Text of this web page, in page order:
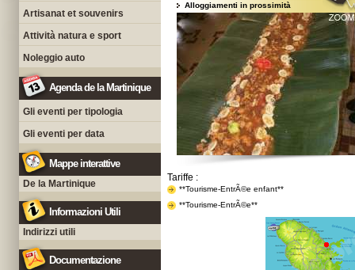
Artisanat et souvenirs
Attività natura e sport
Noleggio auto
Agenda de la Martinique
Gli eventi per tipologia
Gli eventi per data
Mappe interattive
De la Martinique
Informazioni Utili
Indirizzi utili
Documentazione
Alloggiamenti in prossimità
Tariffe :
**Tourisme-EntrÃ©e enfant**
**Tourisme-EntrÃ©e**